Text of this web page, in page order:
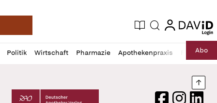
Deutsche Apotheker Zeitung
Aktuelle Ausgabe
Suche login
login
Politik Wirtschaft Pharmazie Apothekenpraxis RechtAbo
Profil
öffnen
Daz
Pur
Deutscher Apotheker Verlag Logo
FacebookInstagram